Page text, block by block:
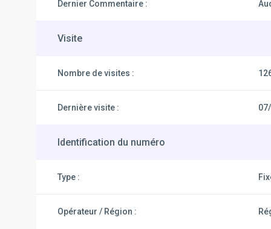
Dernier Commentaire :
Visite
Nombre de visites :
Dernière visite :
Identification du numéro
Type :
Opérateur / Région :